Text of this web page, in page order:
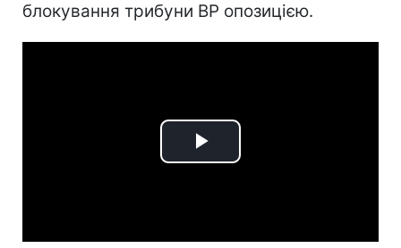
блокування трибуни ВР опозицією.
Play